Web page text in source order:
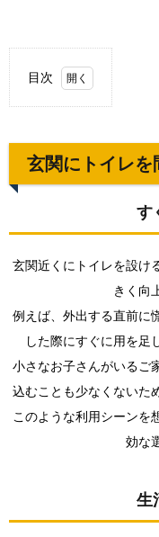
目次
1.
にト
イレ
を間
える利
便性
1.2.
生活空
間への
影響
玄関にトイレを
す
玄関近くにトイレを設け
きく向
例えば、外出する直前に
した際にすぐに用を足
小さなお子さんがいるご
込むことも少なくないた
このような利用シーンを
効な
生